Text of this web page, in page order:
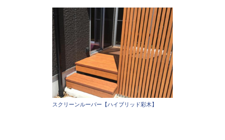
スクリーンルーバー【ハイブリッド彩木】